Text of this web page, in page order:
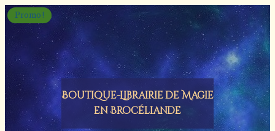
Panneau de gestion des cookies
Boutique-Librairie deMagie
en Brocéliande
Promo !